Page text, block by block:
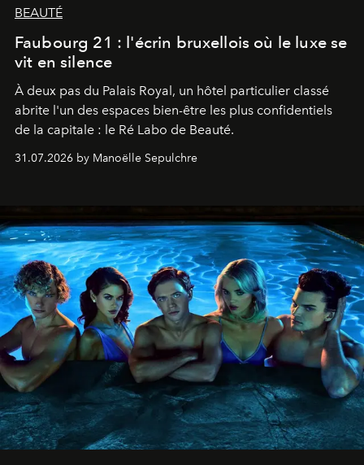
BEAUTÉ
Faubourg 21 : l'écrin bruxellois où le luxe se
vit en silence
À deux pas du Palais Royal, un hôtel particulier classé
abrite l'un des espaces bien-être les plus confidentiels
de la capitale : le Ré Labo de Beauté.
31.07.2026 by Manoëlle Sepulchre